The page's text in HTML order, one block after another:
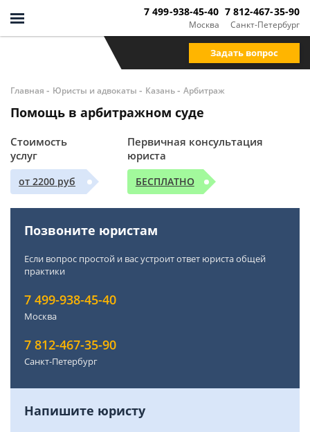
Москва
7 499-938-45-40
Санкт-Петербург
7 812-467-35-90
Задать вопрос
Главная - Юристы и адвокаты - Казань- Арбитраж
Помощь в арбитражном суде
Стоимость
услуг
от 2200 руб
Первичная консультация
юриста
БЕСПЛАТНО
Позвоните юристам
Если вопрос простой и вас устроит ответ юриста общей
практики
7 499-938-45-40
Москва
7 812-467-35-90
Санкт-Петербург
Напишите юристу